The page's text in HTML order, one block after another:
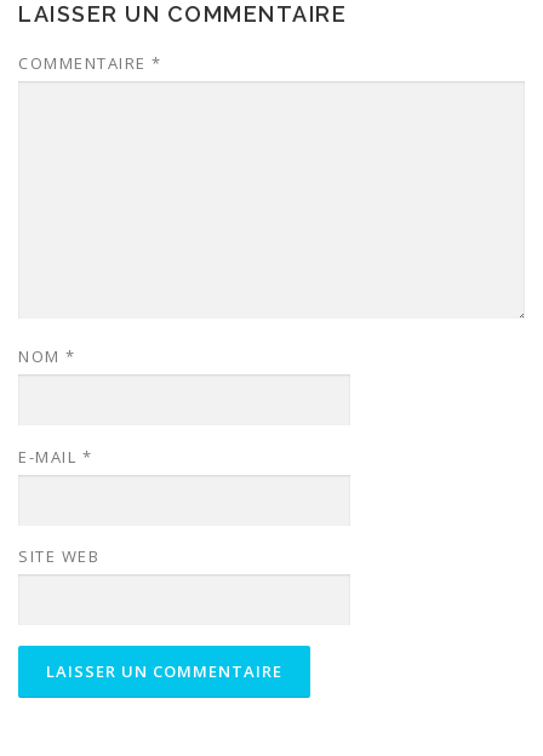
LAISSER UN COMMENTAIRE
COMMENTAIRE *
NOM *
E-MAIL *
SITE WEB